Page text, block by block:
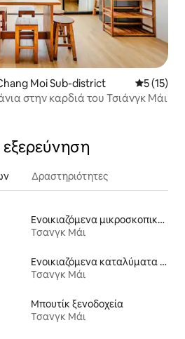
Moi Sub-district Μέση
5 (15)
στην καρδιά του Τσιάνγκ Μάι
εξερεύνηση
Δραστηριότητες
Ενοικιαζόμενα μικροσκοπικά σπίτια
Τσανγκ Μάι
Ενοικιαζόμενα καταλύματα με πισίνα
Τσανγκ Μάι
Μπουτίκ ξενοδοχεία
Τσανγκ Μάι